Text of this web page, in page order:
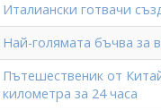
Италиански готвачи
Най-голямата бъчва за
Пътешественик от
километра за 24 часа